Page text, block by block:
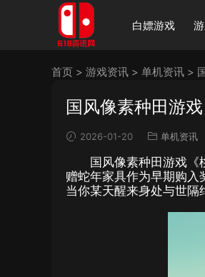
白嫖游戏
首页 > 游戏资讯 > 单机资讯 >
国风像素种田游
2026-01-20 单机资讯
国风像素种田游戏
赠蛇年家具作为早期购入
当你某天醒来身处与世隔